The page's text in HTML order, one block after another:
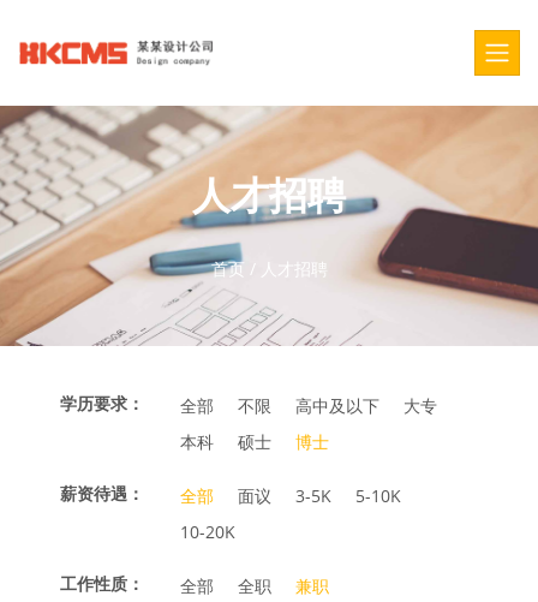
人才招聘
首页 / 人才招聘
学历要求： 全部 不限 高中及以下
大专
本科
硕士 博士
薪资待遇： 全部 面议 3-5K
5-10K
10-20K
工作性质： 全部 全职 兼职